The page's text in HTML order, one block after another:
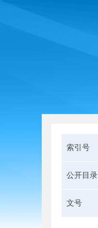
索引号
公开目录
文号